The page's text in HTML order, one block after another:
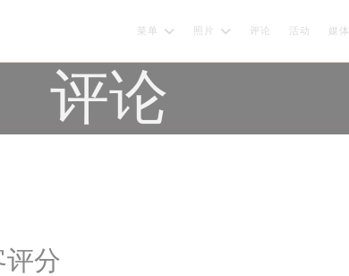
菜单 照片 评论 活动 媒体
评论
分